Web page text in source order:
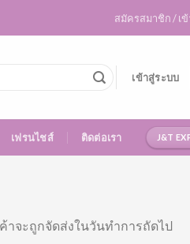
สมัครสมาชิก / เ
เข้าสู่ระบบ
เฟรนไชส์ ติดต่อเรา J&T
าจะถูกจัดส่งในวันทำการถัดไป